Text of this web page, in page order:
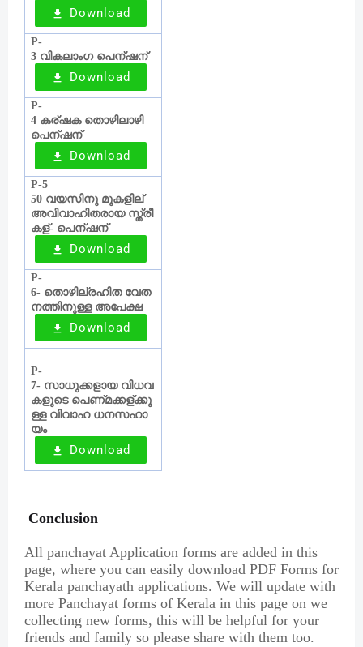
Download
P-
3 വികലാംഗ പെന്ഷന്
Download
P-
4 കര്ഷക തൊഴിലാഴി
പെന്ഷന്
Download
P-5
50 വയസിനു മുകളില്‍
അവിവാഹിതരായ സ്ത്രീ
കള്‍- പെന്ഷന്
Download
P-
6- തൊഴില്രഹിത വേത
നത്തിനുള്ള അപേക്ഷ
Download
P-
7- സാധുക്കളായ വിധവ
കളുടെ പെണ്മക്കള്ക്കു
ള്ള വിവാഹ ധനസഹാ
യം
Download
Conclusion
All panchayat Application forms are added in this
page, where you can easily download PDF Forms for
Kerala panchayath applications. We will update with
more Panchayat forms of Kerala in this page on we
collecting new forms, this will be helpful for your
friends and family so please share with them too.